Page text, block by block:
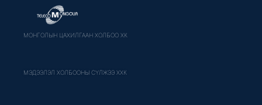
МОНГОЛЫН ЦАХИЛГААН ХОЛБОО ХК
МЭДЭЭЛЭЛ ХОЛБООНЫ СҮЛЖЭЭ ХХК